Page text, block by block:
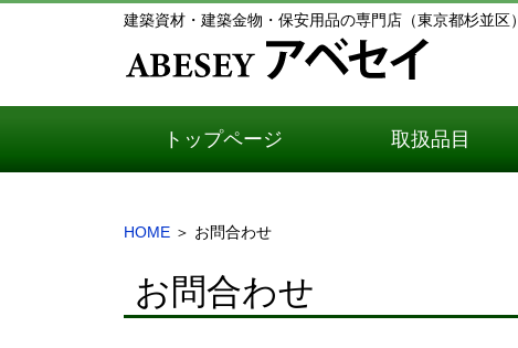
建築資材・建築金物・保安用品の専門店（東京都杉並区）
トップページ 取扱品目
HOME ＞ お問合わせ
お問合わせ